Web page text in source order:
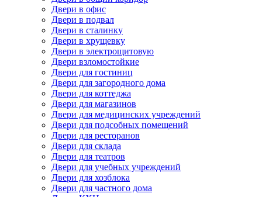
Двери в офис
Двери в подвал
Двери в сталинку
Двери в хрущевку
Двери в электрощитовую
Двери взломостойкие
Двери для гостиниц
Двери для загородного дома
Двери для коттеджа
Двери для магазинов
Двери для медицинских учреждений
Двери для подсобных помещений
Двери для ресторанов
Двери для склада
Двери для театров
Двери для учебных учреждений
Двери для хозблока
Двери для частного дома